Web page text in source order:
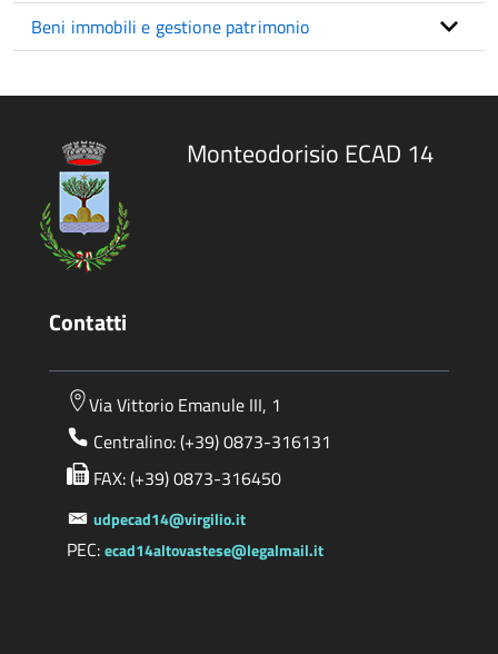
Beni immobili e gestione patrimonio
Monteodorisio ECAD 14
Contatti
Via Vittorio Emanule III, 1
Centralino: (+39) 0873-316131
FAX: (+39) 0873-316450
udpecad14@virgilio.it
PEC:ecad14altovastese@legalmail.it